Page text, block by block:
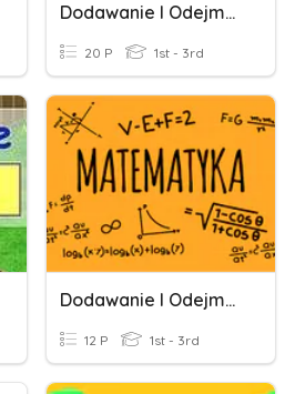
Dodawanie I Odejmowanie
20 P 1st - 3rd
Dodawanie I Odejmowanie
12 P 1st - 3rd